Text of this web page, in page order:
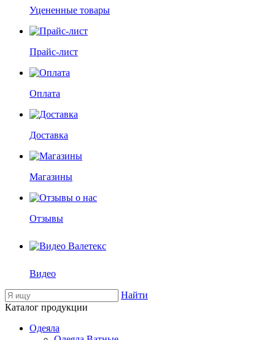
Уцененные товары
Прайс-лист
Оплата
Доставка
Магазины
Отзывы
Видео
Найти
Каталог продукции
Одеяла